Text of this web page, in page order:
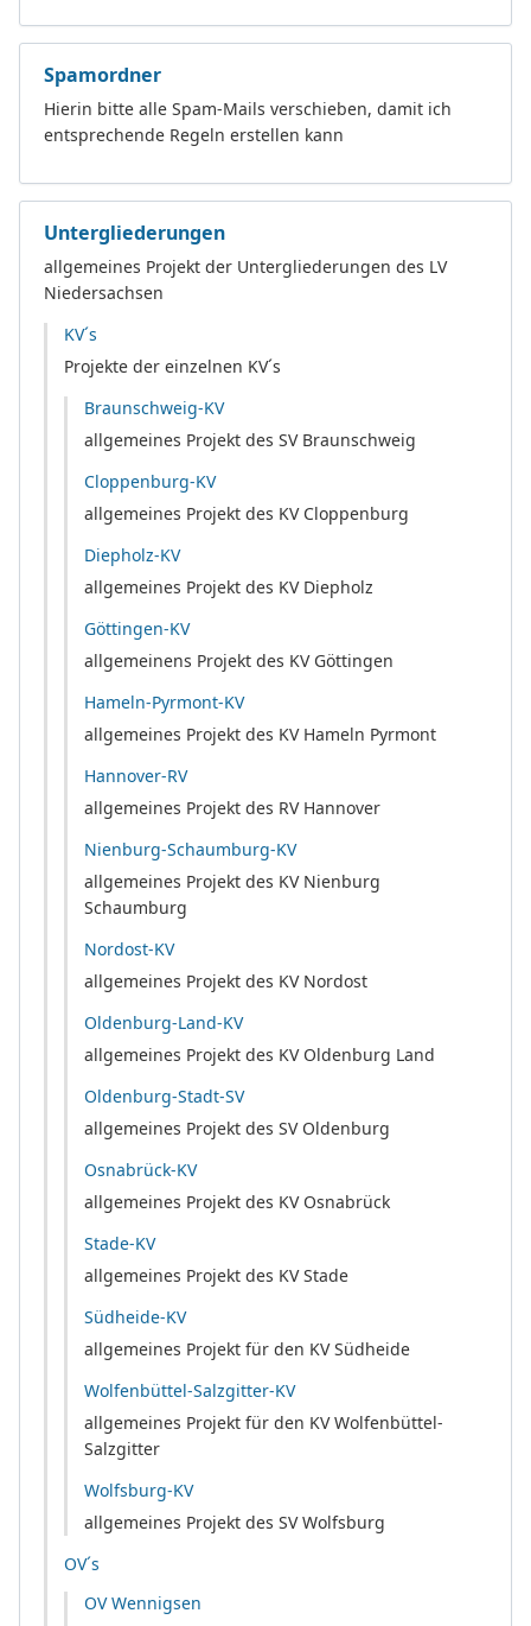
Spamordner
Hierin bitte alle Spam-Mails verschieben, damit ich
entsprechende Regeln erstellen kann
Untergliederungen
allgemeines Projekt der Untergliederungen des LV
Niedersachsen
KV´s
Projekte der einzelnen KV´s
Braunschweig-KV
allgemeines Projekt des SV Braunschweig
Cloppenburg-KV
allgemeines Projekt des KV Cloppenburg
Diepholz-KV
allgemeines Projekt des KV Diepholz
Göttingen-KV
allgemeinens Projekt des KV Göttingen
Hameln-Pyrmont-KV
allgemeines Projekt des KV Hameln Pyrmont
Hannover-RV
allgemeines Projekt des RV Hannover
Nienburg-Schaumburg-KV
allgemeines Projekt des KV Nienburg
Schaumburg
Nordost-KV
allgemeines Projekt des KV Nordost
Oldenburg-Land-KV
allgemeines Projekt des KV Oldenburg Land
Oldenburg-Stadt-SV
allgemeines Projekt des SV Oldenburg
Osnabrück-KV
allgemeines Projekt des KV Osnabrück
Stade-KV
allgemeines Projekt des KV Stade
Südheide-KV
allgemeines Projekt für den KV Südheide
Wolfenbüttel-Salzgitter-KV
allgemeines Projekt für den KV Wolfenbüttel-
Salzgitter
Wolfsburg-KV
allgemeines Projekt des SV Wolfsburg
OV´s
OV Wennigsen